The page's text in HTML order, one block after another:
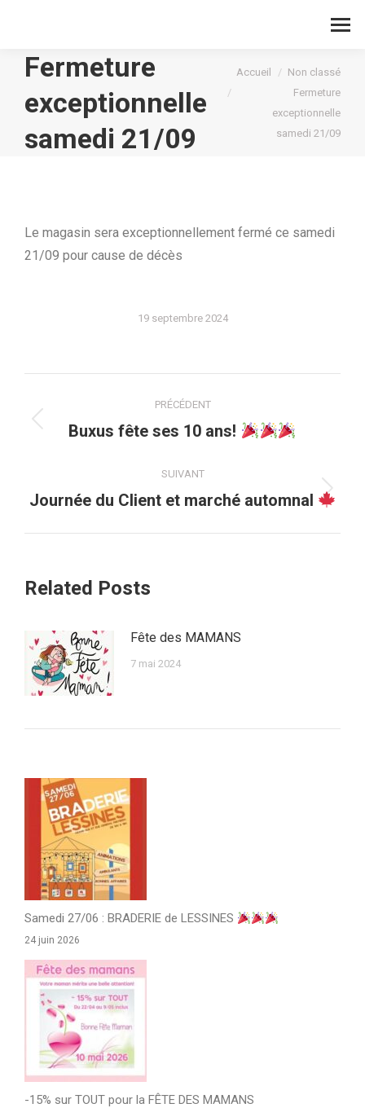
Fermeture
exceptionnelle
samedi 21/09
Vous êtes ici :
Accueil
Non classé
Fermeture
exceptionnelle
samedi 21/09
Le magasin sera exceptionnellement fermé ce samedi
21/09 pour cause de décès
19 septembre 2024
article
PRÉCÉDENT
Article
:
Buxus fête ses 10 ans!
SUIVANT
Article
Journée du Client et marché automnal
Related Posts
Fête des MAMANS
7 mai 2024
Samedi 27/06 : BRADERIE de LESSINES
24 juin 2026
-15% sur TOUT pour la FÊTE DES MAMANS